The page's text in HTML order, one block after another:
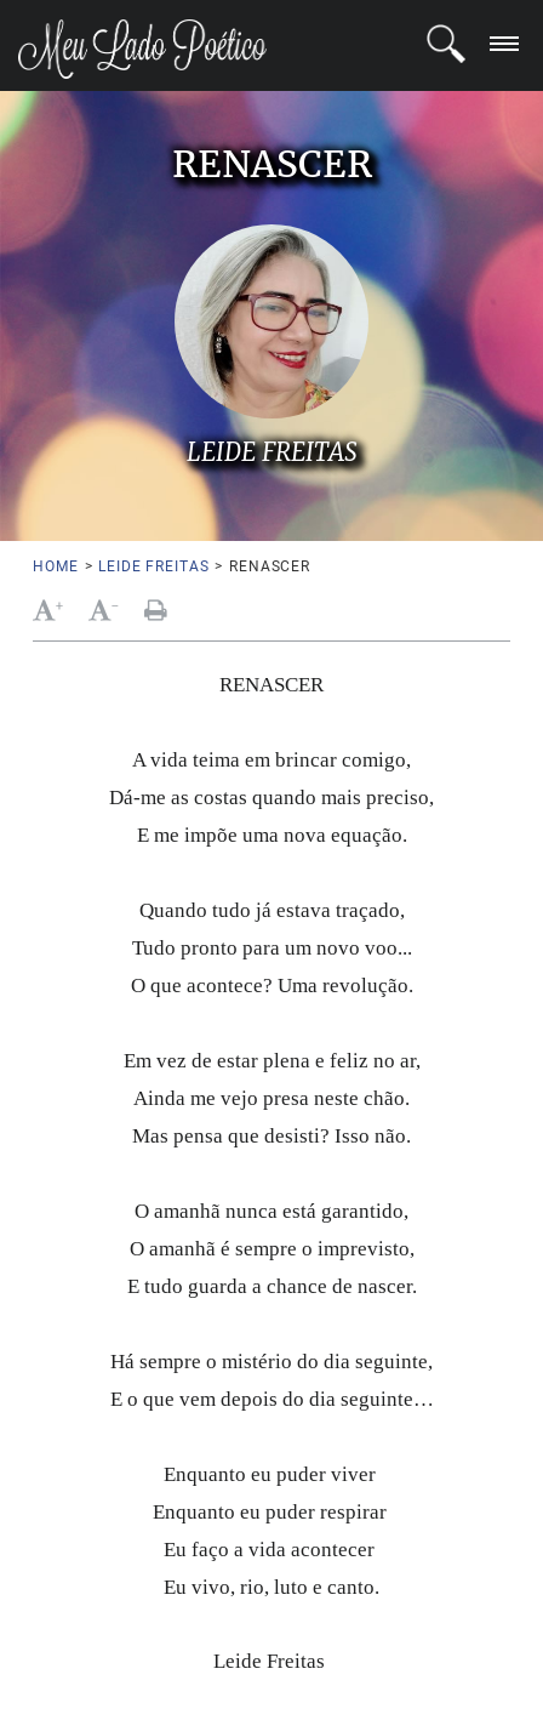
LOGIN
REGISTRO
POETAS
RENASCER
LEIDE FREITAS
HOME > LEIDE FREITAS > RENASCER
+ -
RENASCER
A vida teima em brincar comigo,
Dá-me as costas quando mais preciso,
E me impõe uma nova equação.
Quando tudo já estava traçado,
Tudo pronto para um novo voo...
O que acontece? Uma revolução.
Em vez de estar plena e feliz no ar,
Ainda me vejo presa neste chão.
Mas pensa que desisti? Isso não.
O amanhã nunca está garantido,
O amanhã é sempre o imprevisto,
E tudo guarda a chance de nascer.
Há sempre o mistério do dia seguinte,
E o que vem depois do dia seguinte…
Enquanto eu puder viver
Enquanto eu puder respirar
Eu faço a vida acontecer
Eu vivo, rio, luto e canto.
Leide Freitas